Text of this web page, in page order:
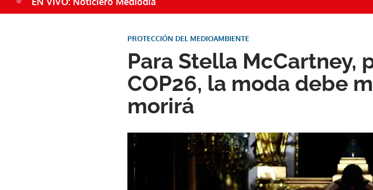
Para Stella McCartney,
COP26, la moda debe
morirá
PROTECCIÓN DEL MEDIOAMBIENTE